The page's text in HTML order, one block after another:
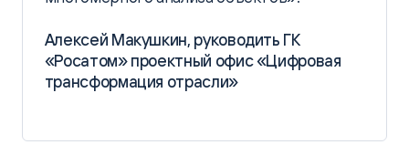
Алексей Макушкин, руководить ГК
«Росатом» проектный офис «Цифровая
трансформация отрасли»